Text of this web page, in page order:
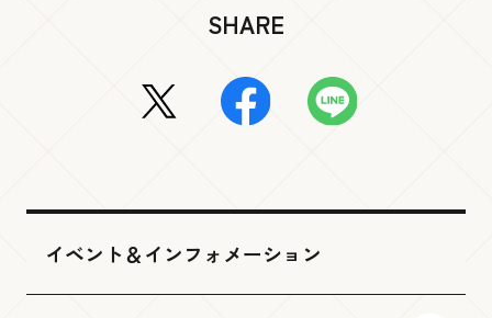
SHARE
イベント＆インフォメーション